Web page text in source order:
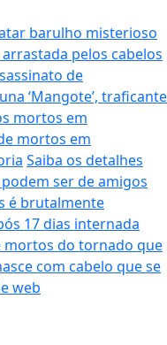
barulho misterioso
pelos cabelos
de
‘Mangote’, traficante
mortos em
mortos em
Saiba os detalhes
ser de amigos
é brutalmente
17 dias internada
mortos do tornado que
com cabelo que se
web